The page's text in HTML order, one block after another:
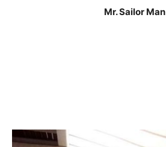
Mr. Sailor Man